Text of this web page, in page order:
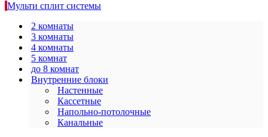
Мульти сплит системы
2 комнаты
3 комнаты
4 комнаты
5 комнат
до 8 комнат
Внутренние блоки
Настенные
Кассетные
Напольно-потолочные
Канальные